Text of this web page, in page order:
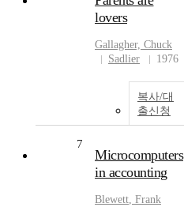
lovers
Gallagher, Chuck
Sadlier
1976
복사/대
출신청
7
Microcomputers
in accounting
Blewett, Frank